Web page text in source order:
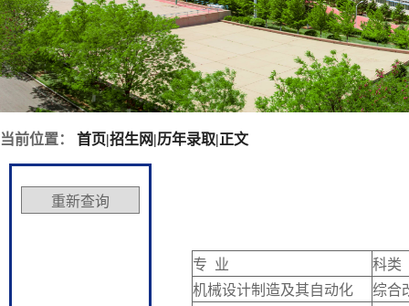
当前位置： 首页|招生网|历年录取|正文
专 业
科类
机械设计制造及其自动化
综合